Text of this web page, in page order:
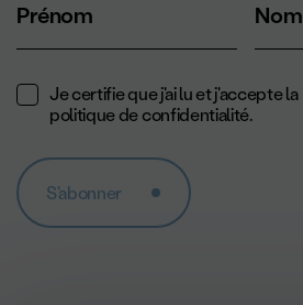
Prénom Nom
Je certifie que j'ai lu et j'accepte la
politique de confidentialité.
S'abonner